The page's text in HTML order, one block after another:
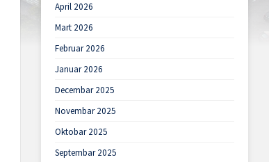
April 2026
Mart 2026
Februar 2026
Januar 2026
Decembar 2025
Novembar 2025
Oktobar 2025
Septembar 2025